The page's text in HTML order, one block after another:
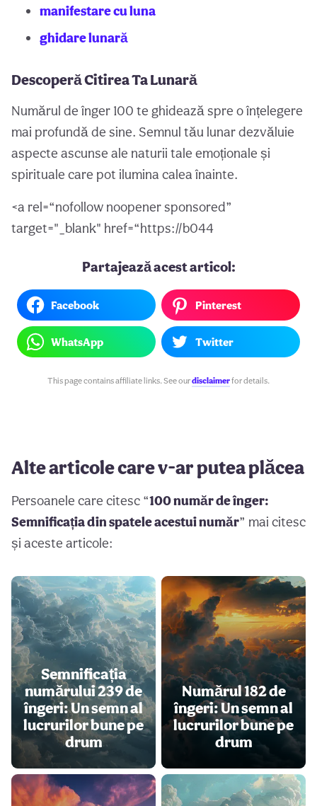
manifestare cu luna
ghidare lunară
Descoperă Citirea Ta Lunară
Numărul de înger 100 te ghidează spre o înțelegere
mai profundă de sine. Semnul tău lunar dezvăluie
aspecte ascunse ale naturii tale emoționale și
spirituale care pot ilumina calea înainte.
<a rel=“nofollow noopener sponsored”
target="_blank" href=“https://b044
Partajează acest articol:
Facebook Pinterest
WhatsApp Twitter
This page contains affiliate links. See ourdisclaimerfor details.
Alte articole care v-ar putea plăcea
Persoanele care citesc “100 număr de înger:
Semnificația din spatele acestui număr” mai citesc
și aceste articole:
Semnificația
numărului 239 de
îngeri: Un semn al
lucrurilor bune pe
drum
Numărul 182 de
îngeri: Un semn al
lucrurilor bune pe
drum